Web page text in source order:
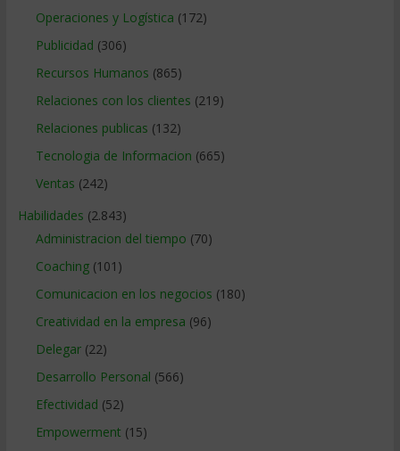
Operaciones y Logística (172)
Publicidad (306)
Recursos Humanos (865)
Relaciones con los clientes (219)
Relaciones publicas (132)
Tecnologia de Informacion (665)
Ventas (242)
Habilidades (2.843)
Administracion del tiempo (70)
Coaching(101)
Comunicacion en los negocios (180)
Creatividad en la empresa (96)
Delegar(22)
Desarrollo Personal (566)
Efectividad (52)
Empowerment (15)